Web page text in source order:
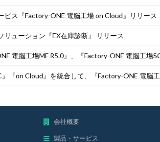
ビス『Factory-ONE 電脳工場 on Cloud』リリース
リューション『EX在庫診断』 リリース
電脳工場MF R5.0』、『Factory-ONE 電脳工場
』『on Cloud』を統合して、『Factory-ONE 電脳
会社概要
製品・サービス